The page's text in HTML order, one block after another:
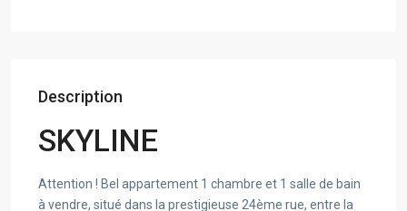
Description
SKYLINE
Attention ! Bel appartement 1 chambre et 1 salle de bain
à vendre, situé dans la prestigieuse 24ème rue, entre la